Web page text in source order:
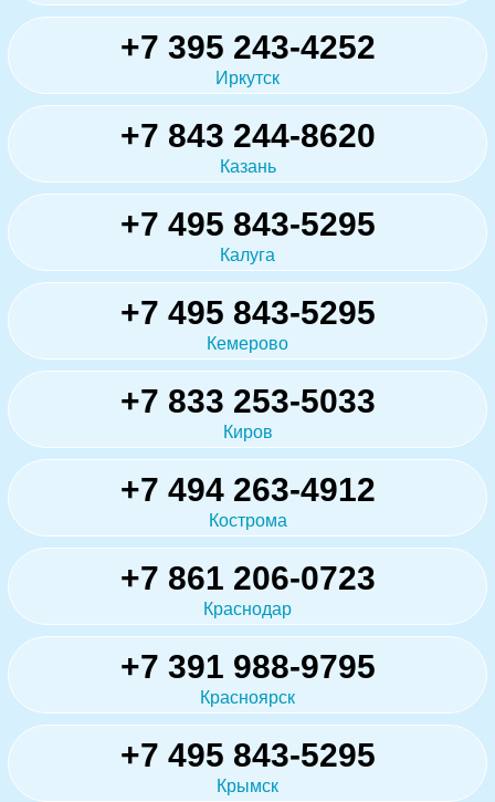
+7 395 243-4252
Иркутск
+7 843 244-8620
Казань
+7 495 843-5295
Калуга
+7 495 843-5295
Кемерово
+7 833 253-5033
Киров
+7 494 263-4912
Кострома
+7 861 206-0723
Краснодар
+7 391 988-9795
Красноярск
+7 495 843-5295
Крымск